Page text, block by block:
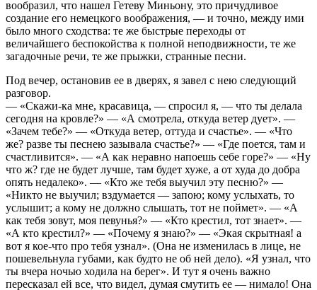
вообразил, что нашел Гетеву Миньону, это причудливое
создание его немецкого воображения, — и точно, между ими
было много сходства: те же быстрые переходы от
величайшего беспокойства к полной неподвижности, те же
загадочные речи, те же прыжки, странные песни.
Под вечер, остановив ее в дверях, я завел с нею следующий
разговор.
— «Скажи-ка мне, красавица, — спросил я, — что ты делала
сегодня на кровле?» — «А смотрела, откуда ветер дует». —
«Зачем тебе?» — «Откуда ветер, оттуда и счастье». — «Что
же? разве ты песнею зазывала счастье?» — «Где поется, там и
счастливится». — «А как неравно напоешь себе горе?» — «Ну
что ж? где не будет лучше, там будет хуже, а от худа до добра
опять недалеко». — «Кто же тебя выучил эту песню?» —
«Никто не выучил; вздумается — запою; кому услыхать, то
услышит; а кому не должно слышать, тот не поймет». — «А
как тебя зовут, моя певунья?» — «Кто крестил, тот знает». —
«А кто крестил?» — «Почему я знаю?» — «Экая скрытная! а
вот я кое-что про тебя узнал». (Она не изменилась в лице, не
пошевельнула губами, как будто не об ней дело). «Я узнал, что
ты вчера ночью ходила на берег». И тут я очень важно
пересказал ей все, что видел, думая смутить ее — нимало! Она